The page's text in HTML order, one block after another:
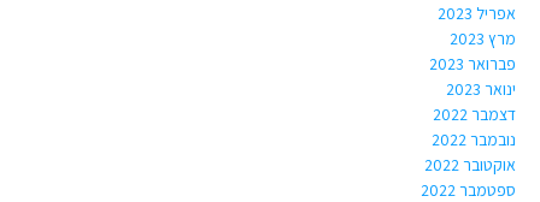
אפריל 2023
מרץ 2023
פברואר 2023
ינואר 2023
דצמבר 2022
נובמבר 2022
אוקטובר 2022
ספטמבר 2022